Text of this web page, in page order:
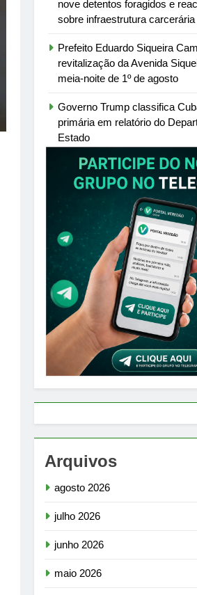
nove detentos foragidos e
sobre infraestrutura carcerária
Prefeito Eduardo Siqueira
revitalização da Avenida
meia-noite de 1º de agosto
Governo Trump classifica
primária em relatório do
Estado
Arquivos
agosto 2026
julho 2026
junho 2026
maio 2026